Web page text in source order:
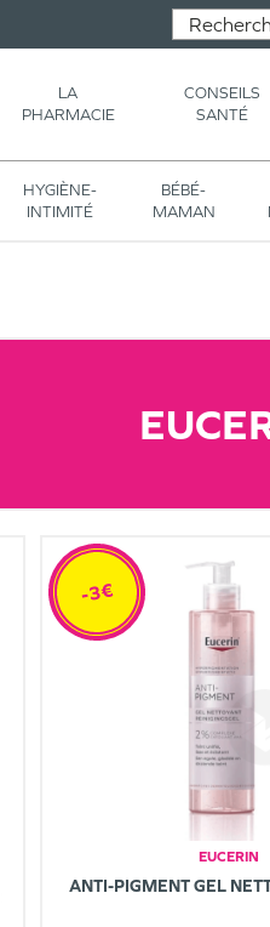
LA
PHARMACIE
CONSEILS
SANTÉ
HYGIÈNE-
INTIMITÉ
BÉBÉ-
MAMAN
EUCERIN
ANTI-PIGMENT GEL
-3€